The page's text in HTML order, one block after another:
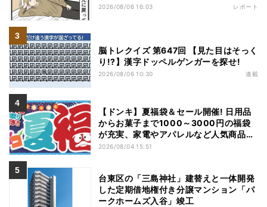
2026/08/06 16:03 レポート
脳トレクイズ 第647回 【見た目はそっく
り!?】漢字ドッペルゲンガーを探せ!
2026/08/06 10:30 連載
【ドンキ】夏福袋＆セール開催! 日用品
からお菓子まで1000～3000円の福袋
が充実、家電やアパレルなど人気商品も
特価
2026/08/04 15:51
台東区の「三島神社」建替えと一体開発
した定期借地権付き分譲マンション「パ
ークホームズ入谷」竣工